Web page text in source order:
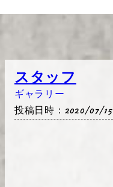
スタッフ
ギャラリー
投稿日時：2020/07/15